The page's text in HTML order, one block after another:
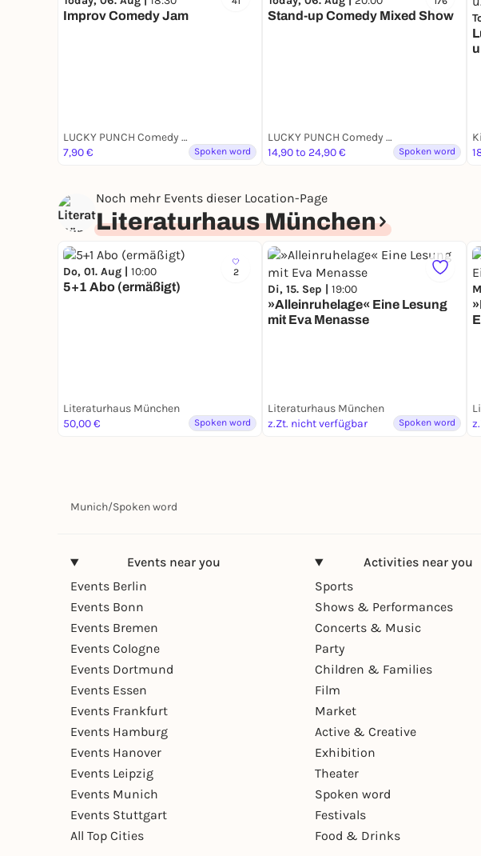
Improv Comedy Jam
LUCKY PUNCH Comedy Club
7,90 €
Spoken word
Stand-up Comedy Mixed Show
LUCKY PUNCH Comedy Club
14,90 to 24,90 €
Spoken word
Noch mehr Events dieser Location-Page
Literaturhaus München
2
Do, 01. Aug | 10:00
5+1 Abo (ermäßigt)
Literaturhaus München
50,00 €
Spoken word
Di, 15. Sep | 19:00
»Alleinruhelage« Eine Lesung
mit Eva Menasse
Literaturhaus München
z.Zt. nicht verfügbar
Spoken word
Munich/Spoken word
Events near you
Events Berlin
Events Bonn
Events Bremen
Events Cologne
Events Dortmund
Events Essen
Events Frankfurt
Events Hamburg
Events Hanover
Events Leipzig
Events Munich
Events Stuttgart
All Top Cities
Activities near you
Sports
Shows & Performances
Concerts & Music
Party
Children & Families
Film
Market
Active & Creative
Exhibition
Theater
Spoken word
Festivals
Food & Drinks